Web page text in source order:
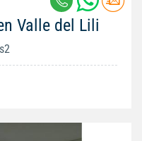
Valle del Lili